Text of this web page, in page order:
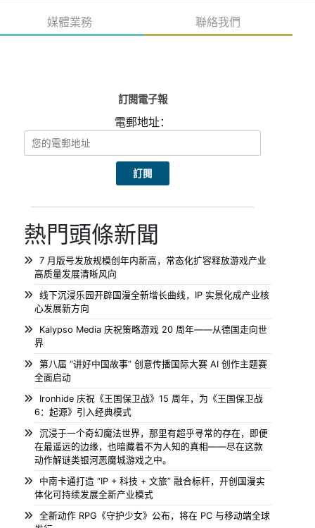
媒體業務 聯絡我們
訂閱電子報
電郵地址：
熱門頭條新聞
7 月版号发放规模创年内新高，常态化扩容释放游戏产业
高质量发展清晰风向
线下沉浸乐园开辟国漫全新增长曲线，IP 实景化成产业核
心发展新方向
Kalypso Media 庆祝策略游戏 20 周年——从德国走向世
界
第八届 “讲好中国故事” 创意传播国际大赛 AI 创作主题赛
全面启动
Ironhide 庆祝《王国保卫战》15 周年，为《王国保卫战
6：起源》引入经典模式
沉浸于一个奇幻魔法世界，那里有超乎寻常的存在，即便
在最遥远的边缘，也暗藏着不为人知的真相——尽在这款
动作解谜类银河恶魔城游戏之中。
中南卡通打造 “IP + 科技 + 文旅” 融合标杆，开创国漫实
体化可持续发展全新产业模式
全新动作 RPG《守护少女》公布，将在 PC 与移动端全球